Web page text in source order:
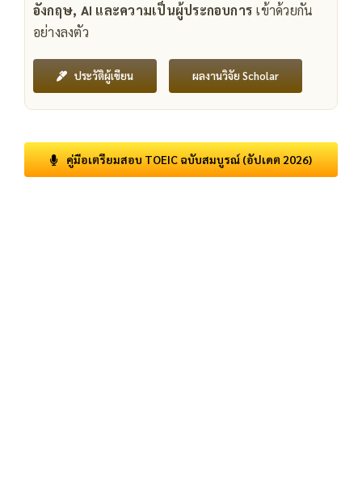
อังกฤษ, AI และความเป็นผู้ประกอบการ เข้าด้วยกัน
อย่างลงตัว
ประวัติผู้เขียน ผลงานวิจัย Scholar
คู่มือเตรียมสอบ TOEIC ฉบับสมบูรณ์ (อัปเดต 2026)